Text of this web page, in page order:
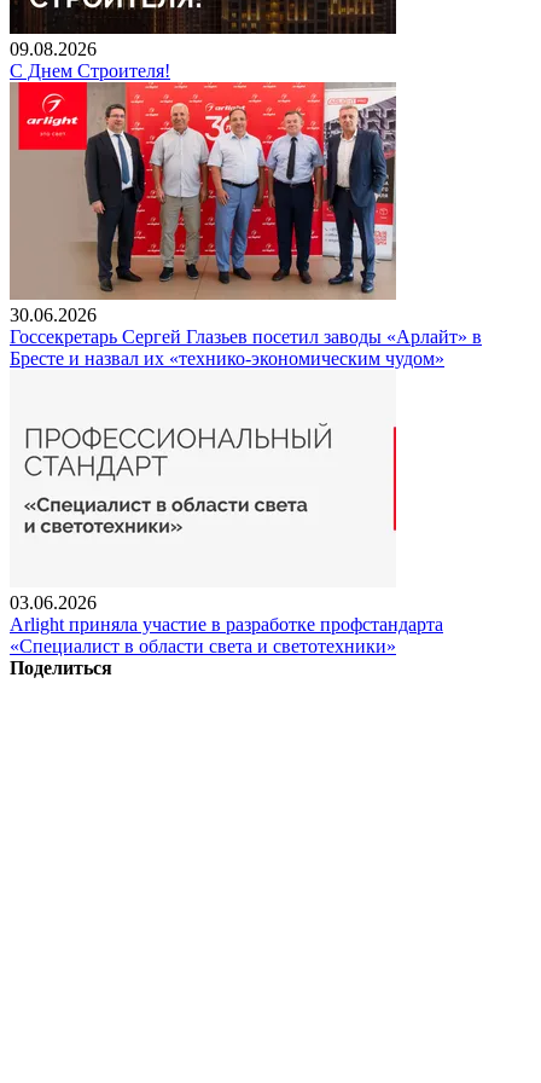
09.08.2026
С Днем Строителя!
30.06.2026
Госсекретарь Сергей Глазьев посетил заводы «Арлайт» в
Бресте и назвал их «технико-экономическим чудом»
03.06.2026
Arlight приняла участие в разработке профстандарта
«Специалист в области света и светотехники»
Поделиться